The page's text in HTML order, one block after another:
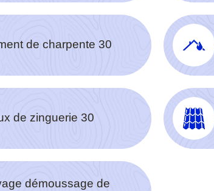
de charpente 30
de zinguerie 30
démoussage de